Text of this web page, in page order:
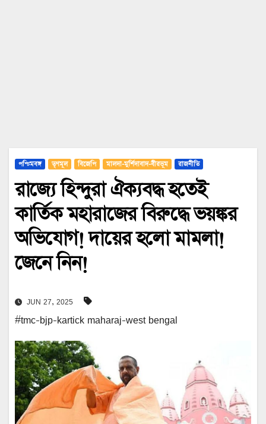
পশ্চিমবঙ্গ তৃণমূল বিজেপি মালদা-মুর্শিদাবাদ-বীরভূম রাজনীতি
রাজ্যে হিন্দুরা ঐক্যবদ্ধ হতেই
কার্তিক মহারাজের বিরুদ্ধে ভয়ঙ্কর
অভিযোগ! দায়ের‌ হলো মামলা!
জেনে নিন!
JUN 27, 2025
#tmc-bjp-kartick maharaj-west bengal